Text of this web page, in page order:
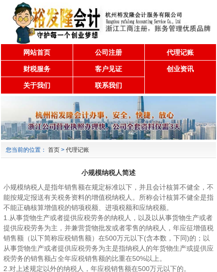
网站首页 公司注册 代理记账
财税服务 客户见证 创业资讯
关于我们 联系我们
您当前的位置： 首页 > 代理记账
小规模纳税人简述
小规模纳税人是指年销售额在规定标准以下，并且会计核算不健全，不
能按规定报送有关税务资料的增值税纳税人。所称会计核算不健全是指
不能正确核算增值税的销项税额、进项税额和应纳税额。
1.从事货物生产或者提供应税劳务的纳税人，以及以从事货物生产或者
提供应税劳务为主，并兼营货物批发或者零售的纳税人，年应征增值税
销售额（以下简称应税销售额）在500万元以下(含本数，下同)的；以
从事货物生产或者提供应税劳务为主是指纳税人的年货物生产或提供应
税劳务的销售额占全年应税销售额的比重在50%以上。
2.对上述规定以外的纳税人，年应税销售额在500万元以下的。